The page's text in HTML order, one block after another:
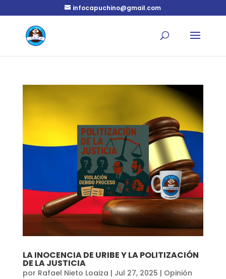
infocapuchino@gmail.com
LA INOCENCIA DE URIBE Y LA POLITIZACIÓN
DE LA JUSTICIA
por Rafael Nieto Loaiza | Jul 27, 2025 | Opinión